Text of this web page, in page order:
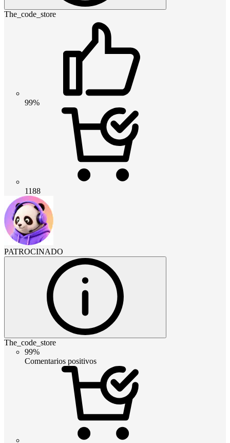
The_code_store
99%
1188
PATROCINADO
The_code_store
99%
Comentarios positivos